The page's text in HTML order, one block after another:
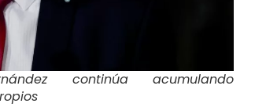
continúa acumulando